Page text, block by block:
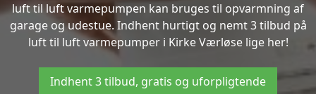
luft til luft varmepumpen kan bruges til opvarmning af
garage og udestue. Indhent hurtigt og nemt 3 tilbud på
luft til luft varmepumper i Kirke Værløse lige her!
Indhent 3 tilbud, gratis og uforpligtende